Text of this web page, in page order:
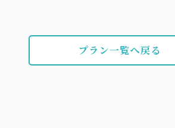
です。
海へと続く
プラン一覧へ戻る